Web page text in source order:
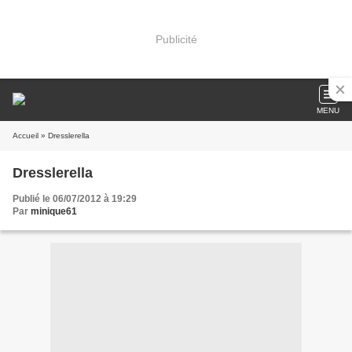
Publicité
MENU
Accueil » Dresslerella
Dresslerella
Publié le 06/07/2012 à 19:29
Par minique61